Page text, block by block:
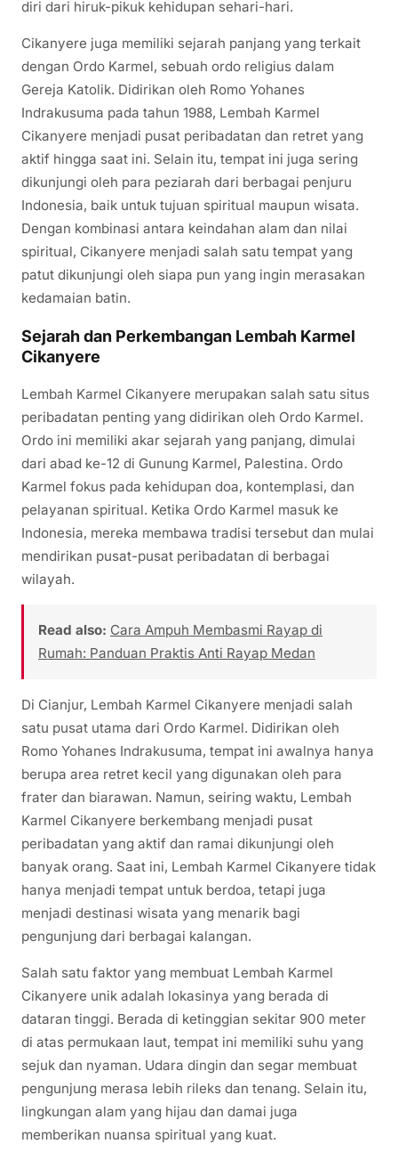
diri dari hiruk-pikuk kehidupan sehari-hari.
Cikanyere juga memiliki sejarah panjang yang terkait
dengan Ordo Karmel, sebuah ordo religius dalam
Gereja Katolik. Didirikan oleh Romo Yohanes
Indrakusuma pada tahun 1988, Lembah Karmel
Cikanyere menjadi pusat peribadatan dan retret yang
aktif hingga saat ini. Selain itu, tempat ini juga sering
dikunjungi oleh para peziarah dari berbagai penjuru
Indonesia, baik untuk tujuan spiritual maupun wisata.
Dengan kombinasi antara keindahan alam dan nilai
spiritual, Cikanyere menjadi salah satu tempat yang
patut dikunjungi oleh siapa pun yang ingin merasakan
kedamaian batin.
Sejarah dan Perkembangan Lembah Karmel
Cikanyere
Lembah Karmel Cikanyere merupakan salah satu situs
peribadatan penting yang didirikan oleh Ordo Karmel.
Ordo ini memiliki akar sejarah yang panjang, dimulai
dari abad ke-12 di Gunung Karmel, Palestina. Ordo
Karmel fokus pada kehidupan doa, kontemplasi, dan
pelayanan spiritual. Ketika Ordo Karmel masuk ke
Indonesia, mereka membawa tradisi tersebut dan mulai
mendirikan pusat-pusat peribadatan di berbagai
wilayah.
Read also: Cara Ampuh Membasmi Rayap di
Rumah: Panduan Praktis Anti Rayap Medan
Di Cianjur, Lembah Karmel Cikanyere menjadi salah
satu pusat utama dari Ordo Karmel. Didirikan oleh
Romo Yohanes Indrakusuma, tempat ini awalnya hanya
berupa area retret kecil yang digunakan oleh para
frater dan biarawan. Namun, seiring waktu, Lembah
Karmel Cikanyere berkembang menjadi pusat
peribadatan yang aktif dan ramai dikunjungi oleh
banyak orang. Saat ini, Lembah Karmel Cikanyere tidak
hanya menjadi tempat untuk berdoa, tetapi juga
menjadi destinasi wisata yang menarik bagi
pengunjung dari berbagai kalangan.
Salah satu faktor yang membuat Lembah Karmel
Cikanyere unik adalah lokasinya yang berada di
dataran tinggi. Berada di ketinggian sekitar 900 meter
di atas permukaan laut, tempat ini memiliki suhu yang
sejuk dan nyaman. Udara dingin dan segar membuat
pengunjung merasa lebih rileks dan tenang. Selain itu,
lingkungan alam yang hijau dan damai juga
memberikan nuansa spiritual yang kuat.